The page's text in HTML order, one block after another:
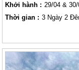
Khởi hành : 29/04 & 30/
Thời gian : 3 Ngày 2
Đến với chương trình
Tháng 5 này, quý
cũng như sẽ may mắn
Đặc biệt, quý khách sẽ